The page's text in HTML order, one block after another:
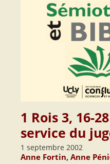
1 Rois 3, 16-
service du
1 septembre 2002
Anne Fortin, Anne